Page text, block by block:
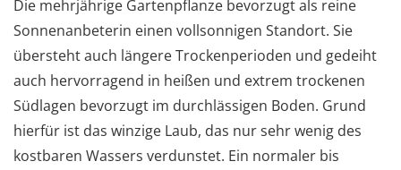
Die mehrjährige Gartenpflanze bevorzugt als reine
Sonnenanbeterin einen vollsonnigen Standort. Sie
übersteht auch längere Trockenperioden und gedeiht
auch hervorragend in heißen und extrem trockenen
Südlagen bevorzugt im durchlässigen Boden. Grund
hierfür ist das winzige Laub, das nur sehr wenig des
kostbaren Wassers verdunstet. Ein normaler bis